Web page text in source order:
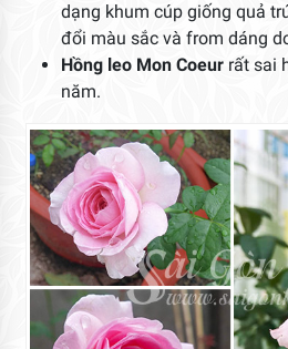
dạng khum cúp giống quả
đổi màu sắc và from dáng
Hồng leo Mon Coeur rất sai
năm.